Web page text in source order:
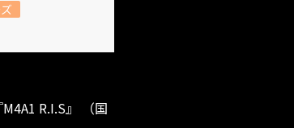
R.I.S』 （国